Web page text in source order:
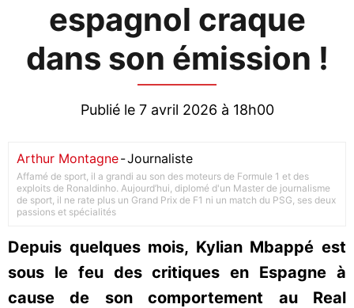
espagnol craque
dans son émission !
Publié le 7 avril 2026 à 18h00
Arthur Montagne-Journaliste
Affamé de sport, il a grandi au son des moteurs de Formule 1 et des
exploits de Ronaldinho. Aujourd’hui, diplomé d'un Master de journalisme
de sport, il ne rate plus un Grand Prix de F1 ni un match du PSG, ses deux
passions et spécialités
Depuis quelques mois, Kylian Mbappé est
sous le feu des critiques en Espagne à
cause de son comportement au Real